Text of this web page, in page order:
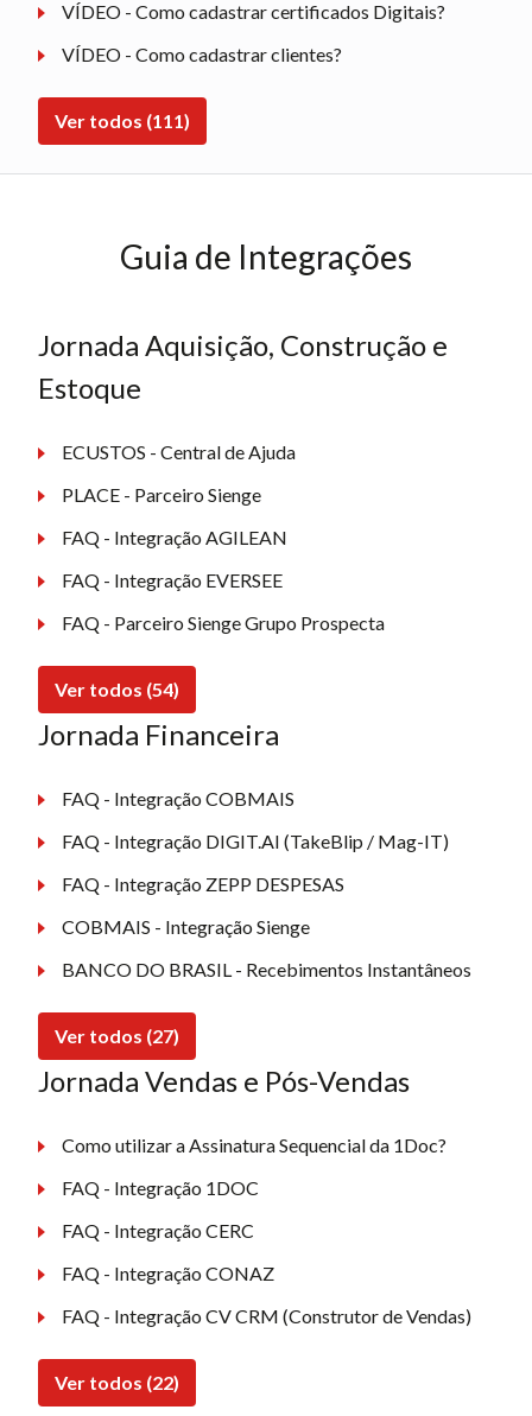
VÍDEO - Como cadastrar certificados Digitais?
VÍDEO - Como cadastrar clientes?
Ver todos (111)
Guia de Integrações
Jornada Aquisição, Construção e
Estoque
ECUSTOS - Central de Ajuda
PLACE - Parceiro Sienge
FAQ - Integração AGILEAN
FAQ - Integração EVERSEE
FAQ - Parceiro Sienge Grupo Prospecta
Ver todos (54)
Jornada Financeira
FAQ - Integração COBMAIS
FAQ - Integração DIGIT.AI (TakeBlip / Mag-IT)
FAQ - Integração ZEPP DESPESAS
COBMAIS - Integração Sienge
BANCO DO BRASIL - Recebimentos Instantâneos
Ver todos (27)
Jornada Vendas e Pós-Vendas
Como utilizar a Assinatura Sequencial da 1Doc?
FAQ - Integração 1DOC
FAQ - Integração CERC
FAQ - Integração CONAZ
FAQ - Integração CV CRM (Construtor de Vendas)
Ver todos (22)